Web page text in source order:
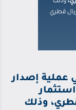
عملية إصدار
ريال قطري، وذلك